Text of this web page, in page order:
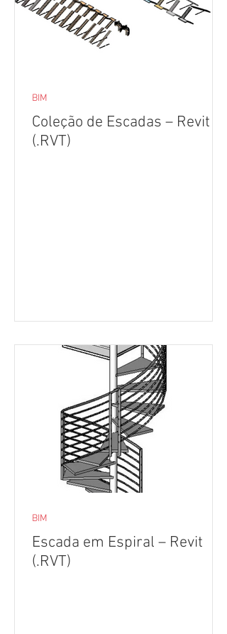
Coleção de Escadas – Revit
(.RVT)
BIM
Escada em Espiral – Revit
(.RVT)
BIM